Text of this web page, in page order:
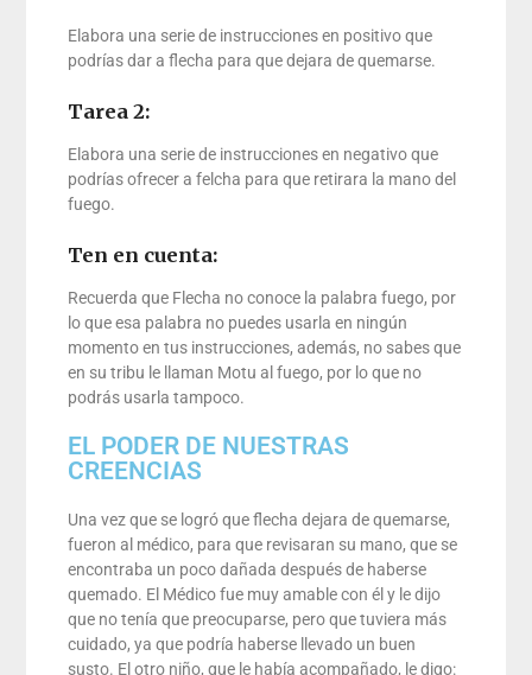
Elabora una serie de instrucciones en positivo que
podrías dar a flecha para que dejara de quemarse.
Tarea 2:
Elabora una serie de instrucciones en negativo que
podrías ofrecer a felcha para que retirara la mano del
fuego.
Ten en cuenta:
Recuerda que Flecha no conoce la palabra fuego, por
lo que esa palabra no puedes usarla en ningún
momento en tus instrucciones, además, no sabes que
en su tribu le llaman Motu al fuego, por lo que no
podrás usarla tampoco.
EL PODER DE NUESTRAS
CREENCIAS
Una vez que se logró que flecha dejara de quemarse,
fueron al médico, para que revisaran su mano, que se
encontraba un poco dañada después de haberse
quemado. El Médico fue muy amable con él y le dijo
que no tenía que preocuparse, pero que tuviera más
cuidado, ya que podría haberse llevado un buen
susto. El otro niño, que le había acompañado, le digo: